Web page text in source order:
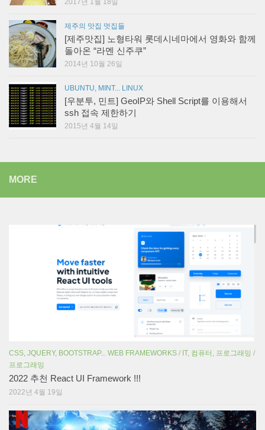
2017년 1월 18일
제주의 맛집 멋집들
[제주맛집] 노형타워 롯데시네마에서 영화와 함께
돌아온 “라멘 신주쿠”
2014년 10월 26일
UBUNTU, MINT... LINUX
[우분투, 민트] GeoIP와 Shell Script를 이용해서
ssh 접속 제한하기
2015년 4월 14일
MORE
CSS, JQUERY, BOOTSTRAP... WEB FRAMEWORKS / IT, 컴퓨터, 프로그래밍 /
프로그래밍
2022 추천 React UI Framework !!!
2022년 4월 19일